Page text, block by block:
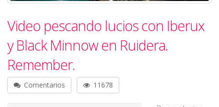
Video pescando lucios con Iberux
y Black Minnow en Ruidera.
Remember.
Comentarios 11678